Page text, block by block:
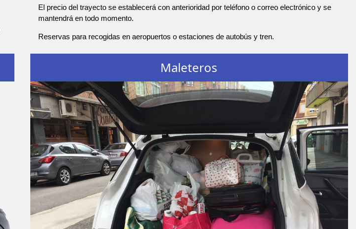
El precio del trayecto se establecerá con anterioridad por teléfono o correo electrónico y se
mantendrá en todo momento.
Reservas para recogidas en aeropuertos o estaciones de autobús y tren.
Maleteros